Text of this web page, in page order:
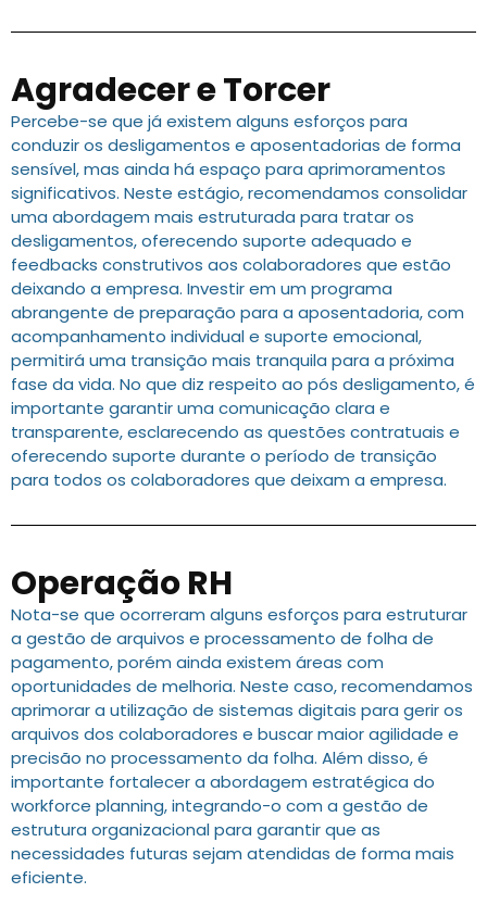
Agradecer e Torcer
Percebe-se que já existem alguns esforços para
conduzir os desligamentos e aposentadorias de forma
sensível, mas ainda há espaço para aprimoramentos
significativos. Neste estágio, recomendamos consolidar
uma abordagem mais estruturada para tratar os
desligamentos, oferecendo suporte adequado e
feedbacks construtivos aos colaboradores que estão
deixando a empresa. Investir em um programa
abrangente de preparação para a aposentadoria, com
acompanhamento individual e suporte emocional,
permitirá uma transição mais tranquila para a próxima
fase da vida. No que diz respeito ao pós desligamento, é
importante garantir uma comunicação clara e
transparente, esclarecendo as questões contratuais e
oferecendo suporte durante o período de transição
para todos os colaboradores que deixam a empresa.
Operação RH
Nota-se que ocorreram alguns esforços para estruturar
a gestão de arquivos e processamento de folha de
pagamento, porém ainda existem áreas com
oportunidades de melhoria. Neste caso, recomendamos
aprimorar a utilização de sistemas digitais para gerir os
arquivos dos colaboradores e buscar maior agilidade e
precisão no processamento da folha. Além disso, é
importante fortalecer a abordagem estratégica do
workforce planning, integrando-o com a gestão de
estrutura organizacional para garantir que as
necessidades futuras sejam atendidas de forma mais
eficiente.